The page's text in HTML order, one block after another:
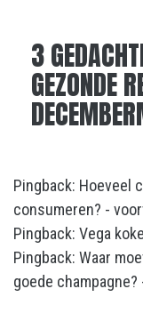
3
GEZONDE
Pingback: Hoeveel
consumeren? -
Pingback: Vega
Pingback: Waar
goede